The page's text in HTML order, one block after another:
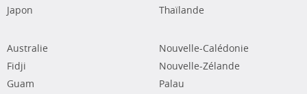
Japon
Thaïlande
Australie
Fidji
Guam
Nouvelle-Calédonie
Nouvelle-Zélande
Palau